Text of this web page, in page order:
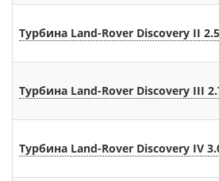
Турбина Land-Rover Discovery II
Турбина Land-Rover Discovery III
Турбина Land-Rover Discovery IV